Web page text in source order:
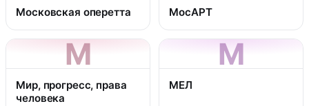
Московская оперетта МосАРТ
М
Мир, прогресс, права
человека
М
МЕЛ